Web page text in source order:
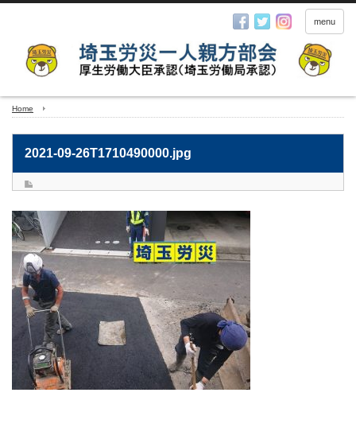
menu
Home
2021-09-26T1710490000.jpg